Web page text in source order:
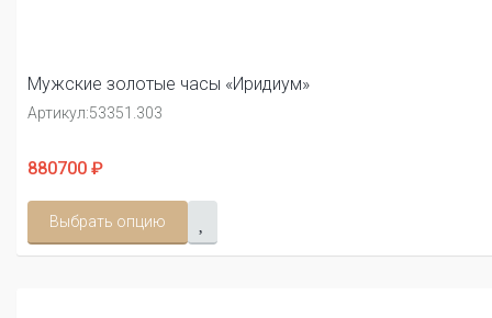
Мужские золотые часы «Иридиум»
Артикул:53351.303
880700 ₽
Выбрать опцию